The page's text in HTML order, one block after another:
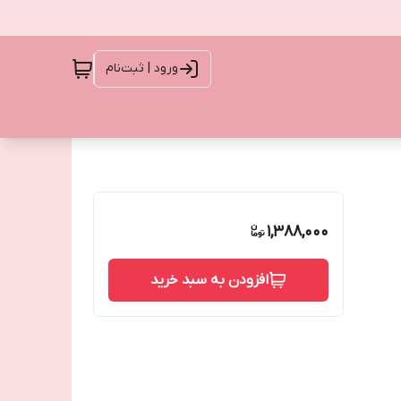
ورود | ثبت‌نام
1,388,000
افزودن به سبد خرید